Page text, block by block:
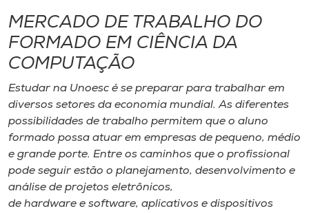
MERCADO DE TRABALHO DO
FORMADO EM CIÊNCIA DA
COMPUTAÇÃO
Estudar na Unoesc é se preparar para trabalhar em
diversos setores da economia mundial. As diferentes
possibilidades de trabalho permitem que o aluno
formado possa atuar em empresas de pequeno, médio
e grande porte. Entre os caminhos que o profissional
pode seguir estão o planejamento, desenvolvimento e
análise de projetos eletrônicos,
de hardware e software, aplicativos e dispositivos